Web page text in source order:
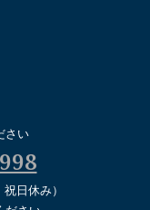
さい
日休み）